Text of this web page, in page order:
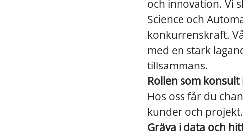
och innovation. Vi
Science och
konkurrenskraft.
med en stark
tillsammans.
Rollen som
Hos oss får du
kunder och
Gräva i data och